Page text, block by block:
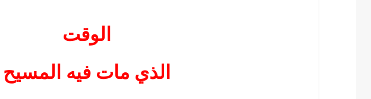
الوقت
الذي مات فيه المسيح